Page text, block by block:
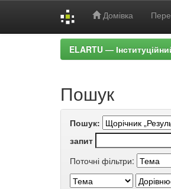
Домівка
ELARTU —
Пошук
Пошук:
запит
Поточні фільтри: